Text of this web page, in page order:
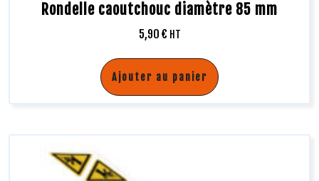
Rondelle caoutchouc diamètre 85 mm
5,90 € HT
Ajouter au panier